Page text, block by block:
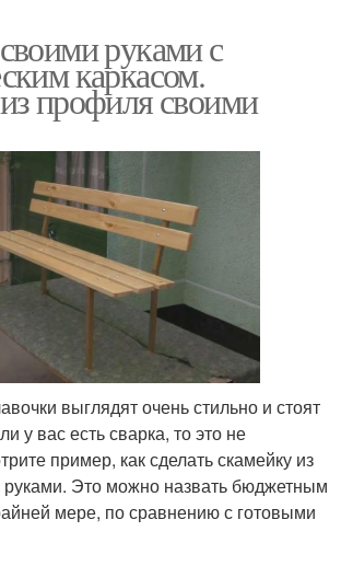
руками с
каркасом.
профиля своими
выглядят очень стильно и стоят
у вас есть сварка, то это не
пример, как сделать скамейку из
Это можно назвать бюджетным
мере, по сравнению с готовыми